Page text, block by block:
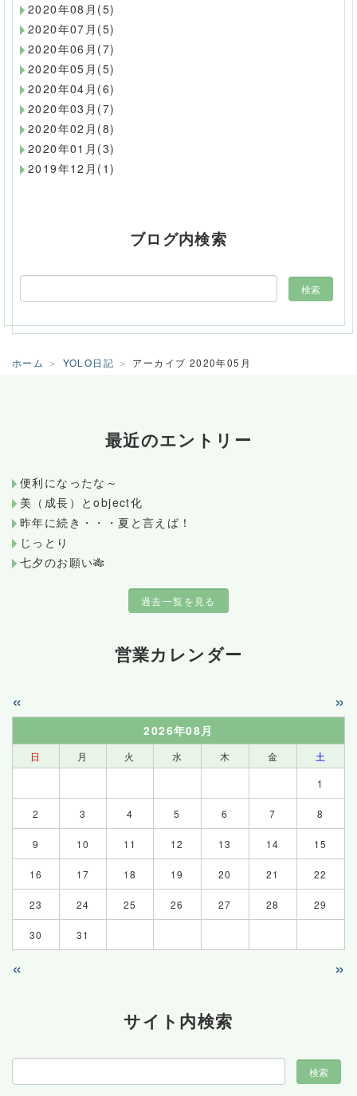
2020年08月(5)
2020年07月(5)
2020年06月(7)
2020年05月(5)
2020年04月(6)
2020年03月(7)
2020年02月(8)
2020年01月(3)
2019年12月(1)
ブログ内検索
ホーム YOLO日記 アーカイブ 2020年05月
最近のエントリー
便利になったな～
美（成長）とobject化
昨年に続き・・・夏と言えば！
じっとり
七夕のお願い🎋
過去一覧を見る
営業カレンダー
« »
2026年08月
日 月 火 水 木 金
土
1
2 3 4 5 6 7 8
9 10 11 12 13 14 15
16 17 18 19 20 21 22
23 24 25 26 27 28 29
30 31
« »
サイト内検索